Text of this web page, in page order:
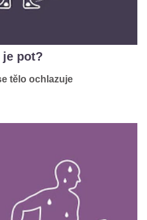
je pot?
tělo ochlazuje